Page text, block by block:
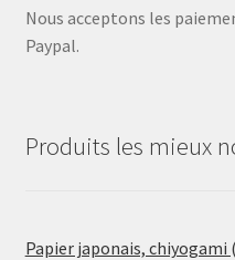
Nous acceptons les
Paypal.
Produits les mieux
Papier japonais,